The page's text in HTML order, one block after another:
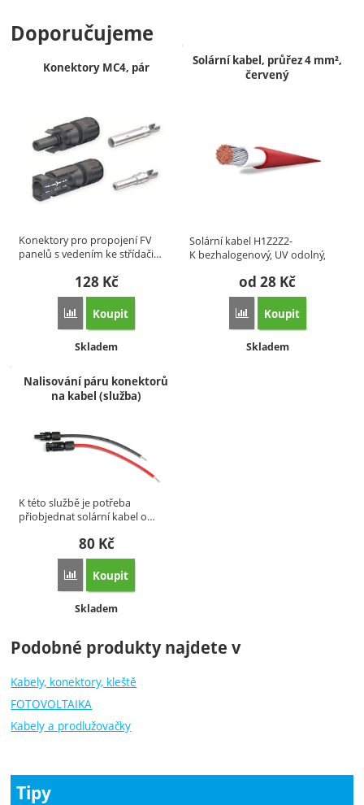
Doporučujeme
Konektory MC4, pár
Konektory pro propojení FV
panelů s vedením ke střídači…
128 Kč
Porovnat
Koupit
Dostupnost:
Skladem
Solární kabel, průřez 4 mm²,
červený
Solární kabel H1Z2Z2-
K bezhalogenový, UV odolný,
od 28 Kč
Porovnat
Koupit
Dostupnost:
Skladem
Nalisování páru konektorů
na kabel (služba)
K této službě je potřeba
přiobjednat solární kabel o…
80 Kč
Porovnat
Koupit
Dostupnost:
Skladem
Podobné produkty najdete v
Kabely, konektory, kleště
FOTOVOLTAIKA
Kabely a prodlužovačky
Tipy